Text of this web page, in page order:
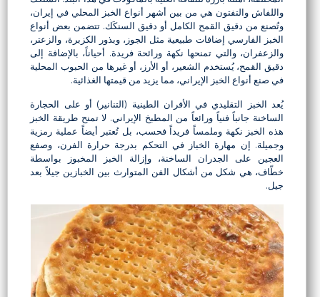
واللفاش والتفتون هي من بين أشهر أنواع الخبز المحلي في إيران،
وتُصنع من دقيق القمح الكامل أو دقيق السنكَك. تتضمن بعض أنواع
الخبز الفارسي إضافات طبيعية مثل الجوز، وبذور الكزبرة، والزعتر،
والزعفران، والتي تمنحها نكهة ورائحة فريدة. أحياناً، بالإضافة إلى
دقيق القمح، يُستخدم الشعير، أو الأرز، أو غيرها من الحبوب المحلية
في صنع أنواع الخبز الإيراني، مما يزيد من قيمتها الغذائية.
يُعد الخبز التقليدي في الأفران الطينية (التنانير) أو على الحجارة
الساخنة جانباً فنياً ورائعاً من المطبخ الإيراني. لا تمنح طريقة الخبز
هذه الخبز نكهة وملمساً فريداً فحسب، بل تُعتبر أيضاً عملية رمزية
وجميلة. إن مهارة الخباز في التحكم بدرجة حرارة الفرن، وصفع
العجين على الجدران الساخنة، وإزالة الخبز المخبوز بواسطة
خطّاف، هي شكل من أشكال الفن المتوارث بين الخبازين جيلاً بعد
جيل.